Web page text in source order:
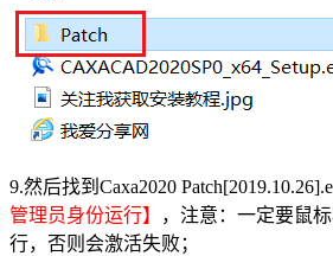
9.然后找到Caxa2020
管理员身份运行】
，注意：一定要鼠
行，否则会激活失败；